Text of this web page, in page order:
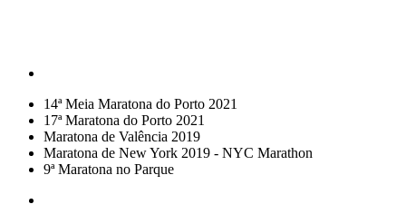
14ª Meia Maratona do Porto 2021
17ª Maratona do Porto 2021
Maratona de Valência 2019
Maratona de New York 2019 - NYC Marathon
9ª Maratona no Parque